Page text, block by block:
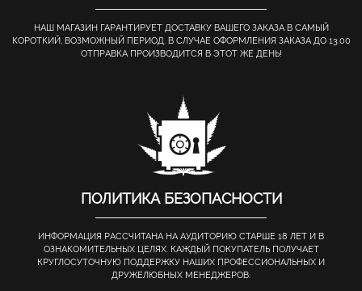
НАШ МАГАЗИН ГАРАНТИРУЕТ ДОСТАВКУ ВАШЕГО ЗАКАЗА В САМЫЙ
КОРОТКИЙ, ВОЗМОЖНЫЙ ПЕРИОД. В СЛУЧАЕ ОФОРМЛЕНИЯ ЗАКАЗА ДО 13.00
ОТПРАВКА ПРОИЗВОДИТСЯ В ЭТОТ ЖЕ ДЕНЬ!
ПОЛИТИКА БЕЗОПАСНОСТИ
ИНФОРМАЦИЯ РАССЧИТАНА НА АУДИТОРИЮ СТАРШЕ 18 ЛЕТ И В
ОЗНАКОМИТЕЛЬНЫХ ЦЕЛЯХ. КАЖДЫЙ ПОКУПАТЕЛЬ ПОЛУЧАЕТ
КРУГЛОСУТОЧНУЮ ПОДДЕРЖКУ НАШИХ ПРОФЕССИОНАЛЬНЫХ И
ДРУЖЕЛЮБНЫХ МЕНЕДЖЕРОВ.